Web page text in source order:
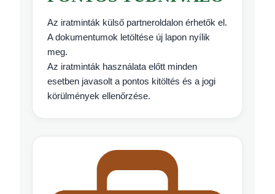
Az iratminták külső partneroldalon érhetők el.
A dokumentumok letöltése új lapon nyílik
meg.
Az iratminták használata előtt minden
esetben javasolt a pontos kitöltés és a jogi
körülmények ellenőrzése.